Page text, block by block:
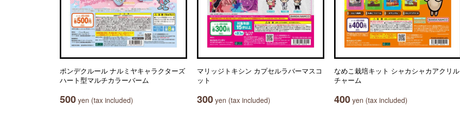
ポンデクルール ナルミヤキャラクターズ
ハート型マルチカラーバーム
500 yen (tax included)
マリッジトキシン カプセルラバーマスコ
ット
300 yen (tax included)
なめこ栽培キット シャカシャカアクリル
チャーム
400 yen (tax included)